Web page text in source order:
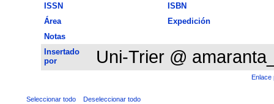
ISSN
ISBN
Área
Expedición
Notas
Insertado
por
Uni-Trier @
Enlace
Seleccionar todo Deseleccionar todo